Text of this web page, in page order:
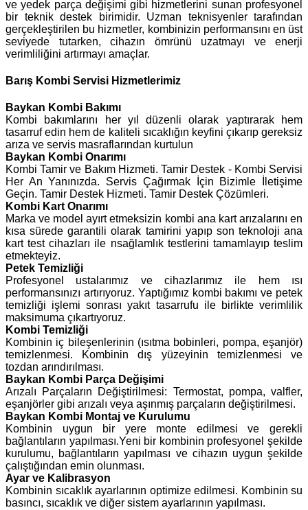
ve yedek parça değişimi gibi hizmetlerini sunan profesyonel
bir teknik destek birimidir. Uzman teknisyenler tarafından
gerçekleştirilen bu hizmetler, kombinizin performansını en üst
seviyede tutarken, cihazın ömrünü uzatmayı ve enerji
verimliliğini artırmayı amaçlar.
Barış Kombi Servisi Hizmetlerimiz
Baykan Kombi Bakımı
Kombi bakımlarını her yıl düzenli olarak yaptırarak hem
tasarruf edin hem de kaliteli sıcaklığın keyfini çıkarıp gereksiz
arıza ve servis masraflarından kurtulun
Baykan Kombi Onarımı
Kombi Tamir ve Bakım Hizmeti. Tamir Destek - Kombi Servisi
Her An Yanınızda. Servis Çağırmak İçin Bizimle İletişime
Geçin. Tamir Destek Hizmeti. Tamir Destek Çözümleri.
Kombi Kart Onarımı
Marka ve model ayırt etmeksizin kombi ana kart arızalarını en
kısa sürede garantili olarak tamirini yapıp son teknoloji ana
kart test cihazları ile nsağlamlık testlerini tamamlayıp teslim
etmekteyiz.
Petek Temizliği
Profesyonel ustalarımız ve cihazlarımız ile hem ısı
performansınızı artırıyoruz. Yaptığımız kombi bakımı ve petek
temizliği işlemi sonrası yakıt tasarrufu ile birlikte verimlilik
maksimuma çıkartıyoruz.
Kombi Temizliği
Kombinin iç bileşenlerinin (ısıtma bobinleri, pompa, eşanjör)
temizlenmesi. Kombinin dış yüzeyinin temizlenmesi ve
tozdan arındırılması.
Baykan Kombi Parça Değişimi
Arızalı Parçaların Değiştirilmesi: Termostat, pompa, valfler,
eşanjörler gibi arızalı veya aşınmış parçaların değiştirilmesi.
Baykan Kombi Montaj ve Kurulumu
Kombinin uygun bir yere monte edilmesi ve gerekli
bağlantıların yapılması.Yeni bir kombinin profesyonel şekilde
kurulumu, bağlantıların yapılması ve cihazın uygun şekilde
çalıştığından emin olunması.
Ayar ve Kalibrasyon
Kombinin sıcaklık ayarlarının optimize edilmesi. Kombinin su
basıncı, sıcaklık ve diğer sistem ayarlarının yapılması.